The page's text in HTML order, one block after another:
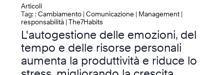
Articoli
Tag: : Cambiamento |Comunicazione | Management |
responsabilità |The7Habits
L'autogestione delle emozioni, del
tempo e delle risorse personali
aumenta la produttività e riduce lo